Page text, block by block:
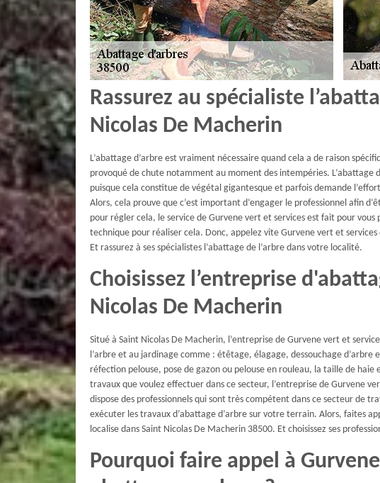
Rassurez au spécialiste
Nicolas De Macherin
L’abattage d’arbre est vraiment nécessaire quand cela a de raison
provoqué de chute notamment au moment des intempéries.
puisque cela constitue de végétal gigantesque et parfois demande
Alors, cela prouve que c’est important d’engager le professionnel afin
pour régler cela, le service de Gurvene vert et services est fait pour
technique pour réaliser cela. Donc, appelez vite Gurvene vert et
Et rassurez à ses spécialistes l’abattage de l’arbre dans votre localité.
Choisissez l’entreprise
Nicolas De Macherin
Situé à Saint Nicolas De Macherin, l’entreprise de Gurvene vert et
l’arbre et au jardinage comme : étêtage, élagage, dessouchage
réfection pelouse, pose de gazon ou pelouse en rouleau, la taille de
travaux que voulez effectuer dans ce secteur, l’entreprise de Gurvene
dispose des professionnels qui sont très compétent dans ce secteur de
exécuter les travaux d’abattage d’arbre sur votre terrain. Alors, faites
localise dans Saint Nicolas De Macherin 38500. Et choisissez ses
Pourquoi faire appel à